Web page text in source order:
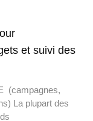
et suivi des
(campagnes,
La plupart des